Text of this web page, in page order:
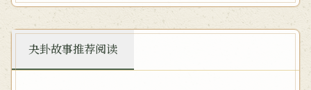
夬卦故事推荐阅读